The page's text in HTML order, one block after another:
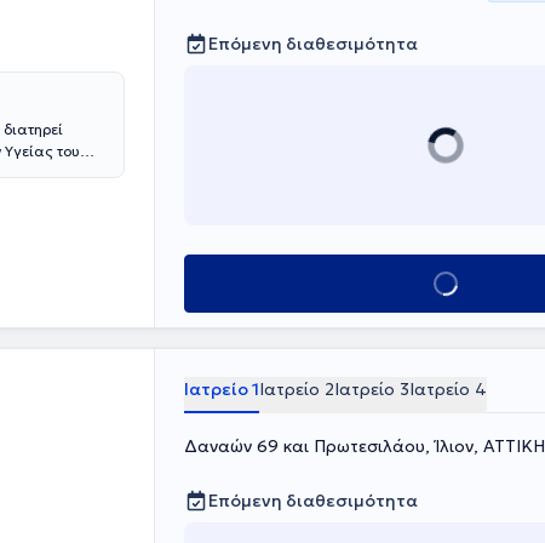
του
Επόμενη διαθεσιμότητα
Κλείσε ραντεβού
Ιατρείο 1Ιατρείο 2Ιατρείο 3Ιατρείο 4
Δαναών 69 και Πρωτεσιλάου, Ίλιον, ΑΤΤΙΚΗ
Επόμενη διαθεσιμότητα